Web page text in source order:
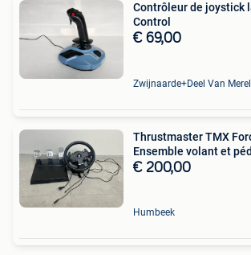
Contrôleur de joystick
Control
€ 69,00
Thrustmaster TMX
Ensemble volant et
€ 200,00
Humbeek